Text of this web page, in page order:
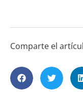
Comparte el